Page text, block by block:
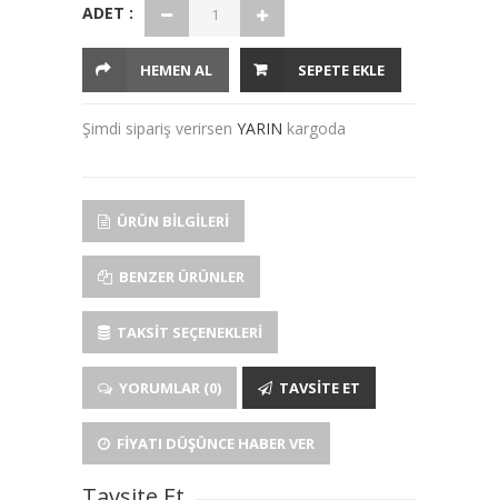
ADET :
HEMEN AL SEPETE EKLE
Şimdi sipariş verirsen YARIN kargoda
ÜRÜN BILGILERI
BENZER ÜRÜNLER
TAKSIT SEÇENEKLERI
YORUMLAR (0) TAVSITE ET
FIYATI DÜŞÜNCE HABER VER